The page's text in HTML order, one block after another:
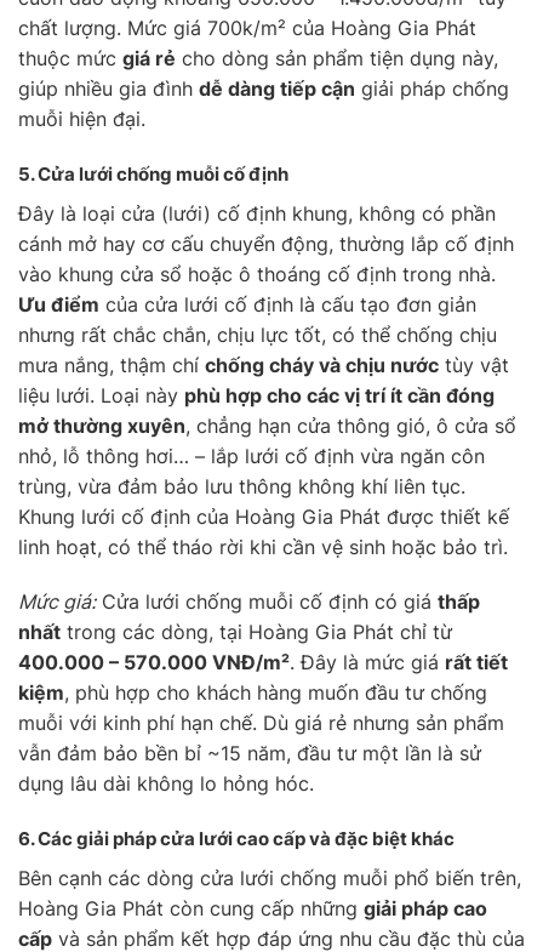
chất lượng. Mức giá 700k/m² của Hoàng Gia Phát
thuộc mức giá rẻ cho dòng sản phẩm tiện dụng này,
giúp nhiều gia đình dễ dàng tiếp cận giải pháp chống
muỗi hiện đại.
5. Cửa lưới chống muỗicố định
Đây là loại cửa (lưới) cố định khung, không có phần
cánh mở hay cơ cấu chuyển động, thường lắp cố định
vào khung cửa sổ hoặc ô thoáng cố định trong nhà.
Ưu điểm của cửa lưới cố định là cấu tạo đơn giản
nhưng rất chắc chắn, chịu lực tốt, có thể chống chịu
mưa nắng, thậm chí chống cháy và chịu nước tùy vật
liệu lưới. Loại này phù hợp cho các vị trí ít cần đóng
mở thường xuyên, chẳng hạn cửa thông gió, ô cửa sổ
nhỏ, lỗ thông hơi… – lắp lưới cố định vừa ngăn côn
trùng, vừa đảm bảo lưu thông không khí liên tục.
Khung lưới cố định của Hoàng Gia Phát được thiết kế
linh hoạt, có thể tháo rời khi cần vệ sinh hoặc bảo trì.
Mức giá:Cửa lưới chống muỗi cố định có giá thấp
nhất trong các dòng, tại Hoàng Gia Phát chỉ từ
400.000 – 570.000 VNĐ/m². Đây là mức giá rất tiết
kiệm, phù hợp cho khách hàng muốn đầu tư chống
muỗi với kinh phí hạn chế. Dù giá rẻ nhưng sản phẩm
vẫn đảm bảo bền bỉ ~15 năm, đầu tư một lần là sử
dụng lâu dài không lo hỏng hóc.
6.Các giải pháp cửa lưới cao cấp và đặc biệt khác
Bên cạnh các dòng cửa lưới chống muỗi phổ biến trên,
Hoàng Gia Phát còn cung cấp những giải pháp cao
cấp và sản phẩm kết hợp đáp ứng nhu cầu đặc thù của